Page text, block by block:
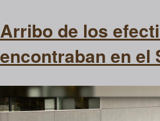
Arribo de los
encontraban en el